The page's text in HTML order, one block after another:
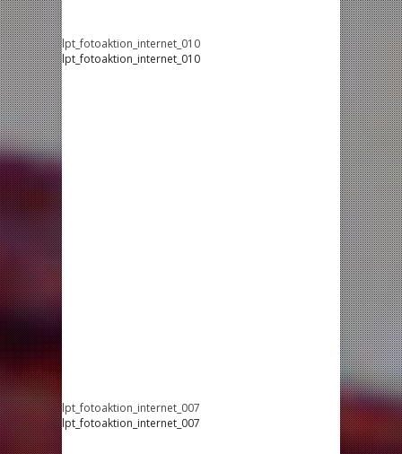
lpt_fotoaktion_internet_010
lpt_fotoaktion_internet_010
lpt_fotoaktion_internet_007
lpt_fotoaktion_internet_007